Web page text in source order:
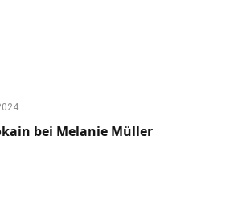
bei Melanie Müller